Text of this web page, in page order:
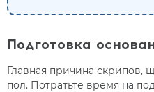
Подготовка
Главная причина
пол. Потратьте время на